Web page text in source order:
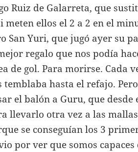
Ruiz de Galarreta, que
meten ellos el 2 a 2 en el
San Yuri, que jugó ayer su
regalo que nos podía
de gol. Para morirse. Cada
temblaba hasta el refajo.
el balón a Guru, que
llevarlo otra vez a las
se conseguían los 3
por ver que somos